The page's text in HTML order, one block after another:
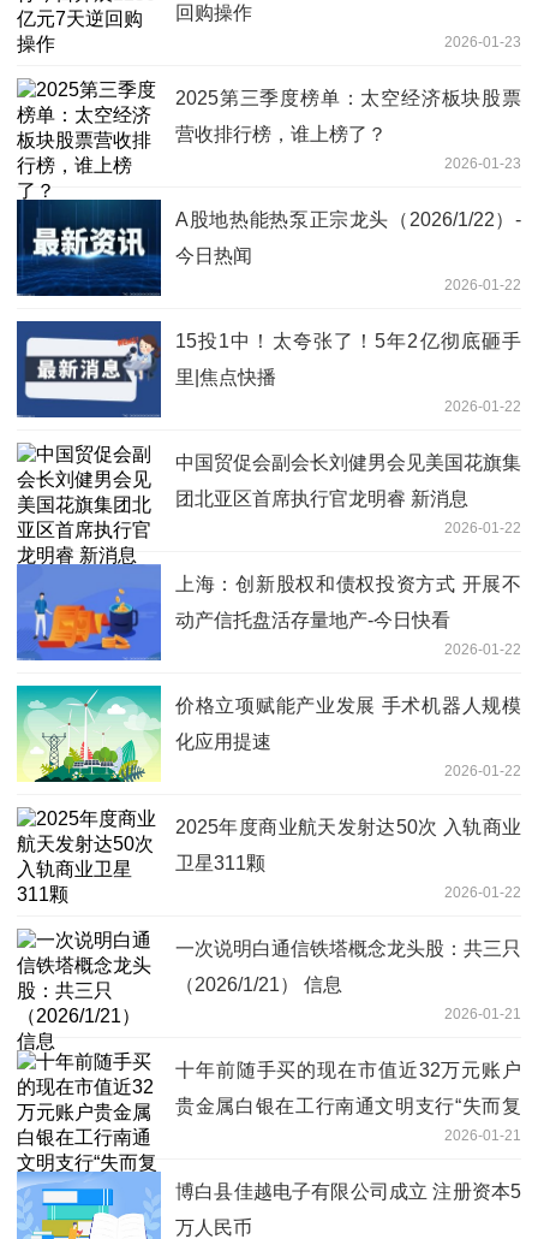
回购操作
2026-01-23
2025第三季度榜单：太空经济板块股票
营收排行榜，谁上榜了？
2026-01-23
A股地热能热泵正宗龙头（2026/1/22）-
今日热闻
2026-01-22
15投1中！太夸张了！5年2亿彻底砸手
里|焦点快播
2026-01-22
中国贸促会副会长刘健男会见美国花旗集
团北亚区首席执行官龙明睿 新消息
2026-01-22
上海：创新股权和债权投资方式 开展不
动产信托盘活存量地产-今日快看
2026-01-22
价格立项赋能产业发展 手术机器人规模
化应用提速
2026-01-22
2025年度商业航天发射达50次 入轨商业
卫星311颗
2026-01-22
一次说明白通信铁塔概念龙头股：共三只
（2026/1/21） 信息
2026-01-21
十年前随手买的现在市值近32万元账户
贵金属白银在工行南通文明支行“失而复
2026-01-21
博白县佳越电子有限公司成立 注册资本5
万人民币